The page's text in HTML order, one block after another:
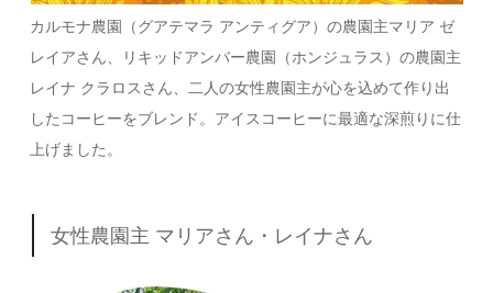
カルモナ農園（グアテマラ アンティグア）の農園主マリア ゼ
レイアさん、リキッドアンバー農園（ホンジュラス）の農園主
レイナ クラロスさん、二人の女性農園主が心を込めて作り出
したコーヒーをブレンド。 アイスコーヒーに最適な深煎りに仕
上げました。
女性農園主 マリアさん・レイナさん